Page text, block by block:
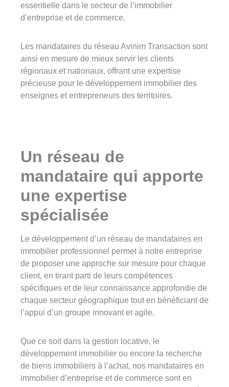
essentielle dans le secteur de l’immobilier
d’entreprise et de commerce.
Les mandataires du réseau Avinim Transaction sont
ainsi en mesure de mieux servir les clients
régionaux et nationaux, offrant une expertise
précieuse pour le développement immobilier des
enseignes et entrepreneurs des territoires.
Un réseau de
mandataire qui apporte
une expertise
spécialisée
Le développement d’un réseau de mandataires en
immobilier professionnel permet à notre entreprise
de proposer une approche sur mesure pour chaque
client, en tirant parti de leurs compétences
spécifiques et de leur connaissance approfondie de
chaque secteur géographique tout en bénéficiant de
l’appui d’un groupe innovant et agile.
Que ce soit dans la gestion locative, le
développement immobilier ou encore la recherche
de biens immobiliers à l’achat, nos mandataires en
immobilier d’entreprise et de commerce sont en